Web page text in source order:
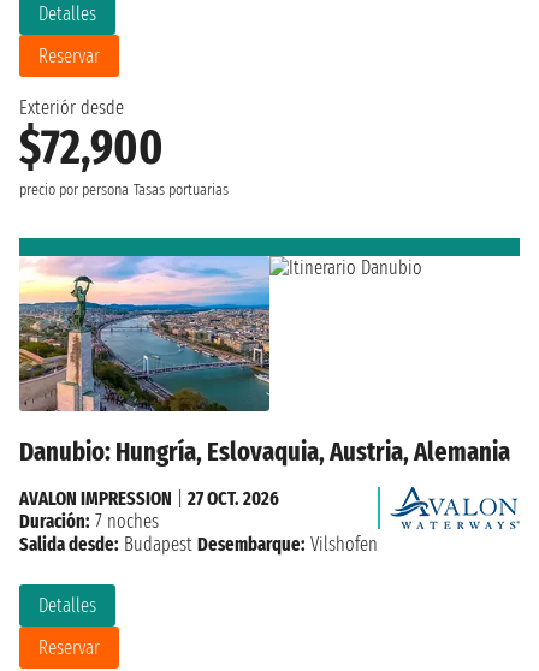
Exteriór desde
$72,900
precio por persona Tasas portuarias
Detalles
Reservar
Danubio: Hungría, Eslovaquia, Austria, Alemania
Detalles
Reservar
AVALON IMPRESSION
27 OCT. 2026
Duración: 7 noches
Salida desde: Budapest Desembarque: Vilshofen